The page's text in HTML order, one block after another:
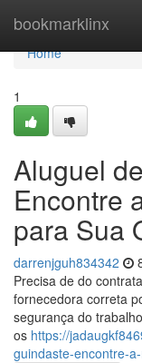
bookmarklinx
Home
Home
1
Aluguel
Encontre
para Sua
darrenjguh834342
Precisa de do
fornecedora correta
segurança do
os https://
guindaste-encontre-